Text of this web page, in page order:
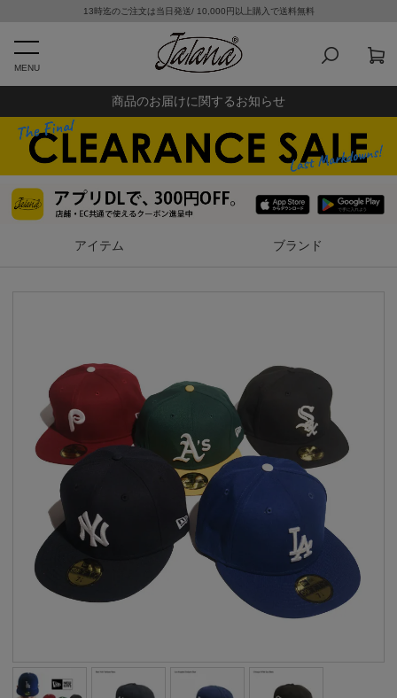
13時迄のご注文は当日発送/ 10,000円以上購入で送料無料
MENU
商品のお届けに関するお知らせ
アイテム ブランド